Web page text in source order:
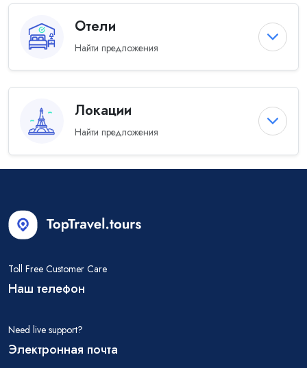
Отели
Найти предложения
Локации
Найти предложения
Toll Free Customer Care
Наш телефон
Need live support?
Электронная почта